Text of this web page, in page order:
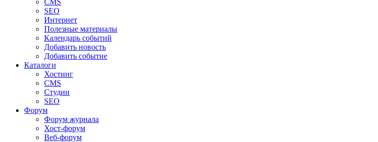
CMS
SEO
Интернет
Полезные материалы
Календарь событий
Добавить новость
Добавить событие
Каталоги
Хостинг
CMS
Студии
SEO
Форум
Форум журнала
Хост-форум
Веб-форум